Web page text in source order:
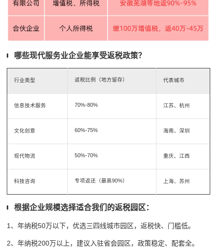
哪些现代服务业企业能享受返税政策？
行业类型 返税比例（地方留存） 代表城市
信息技术服务 70%-80% 江苏、杭州
文化创意 60%-75% 海南、深圳
现代物流 50%-70% 重庆、江西
科技咨询 专项返还（最高90%） 上海、苏州
根据企业规模选择适合我们的返税园区：
1、年纳税50万以下，优选三四线城市园区，返税快、门槛低。
2、年纳税200万以上，建议入驻省会园区，政策稳定、配套全。